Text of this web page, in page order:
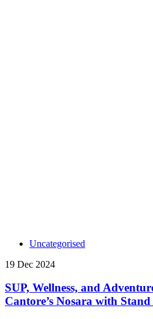
Uncategorised
19 Dec 2024
SUP, Wellness, and
Cantore’s Nosara with